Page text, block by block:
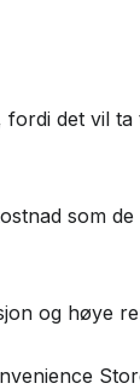
det vil ta
som
og høye